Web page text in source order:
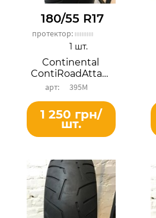
180/55 R17
протектор:
Continental
ContiRoadAttack 3
395М
1 шт.
1 250 грн/
шт.